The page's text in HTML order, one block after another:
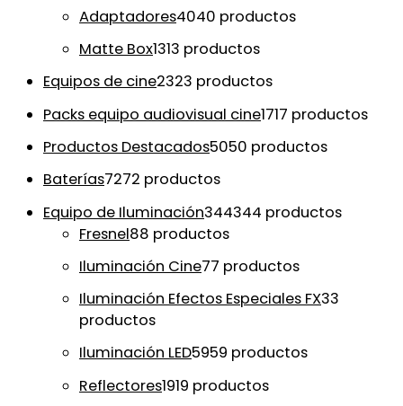
Adaptadores4040 productos
Matte Box1313 productos
Equipos de cine2323 productos
Packs equipo audiovisual cine1717 productos
Productos Destacados5050 productos
Baterías7272 productos
Equipo de Iluminación344344 productos
Fresnel88 productos
Iluminación Cine77 productos
Iluminación Efectos Especiales FX33
productos
Iluminación LED5959 productos
Reflectores1919 productos